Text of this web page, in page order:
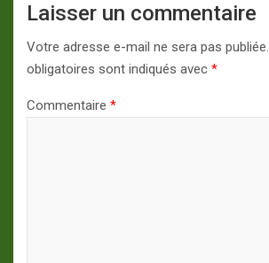
Laisser un commentaire
Votre adresse e-mail ne sera pas publiée.
obligatoires sont indiqués avec *
Commentaire *